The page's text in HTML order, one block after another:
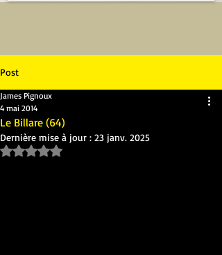
Post
Le Billare (64)
James Pignoux
4 mai 2014
Dernière mise à jour : 23 janv. 2025
Noté NaN étoiles sur 5.